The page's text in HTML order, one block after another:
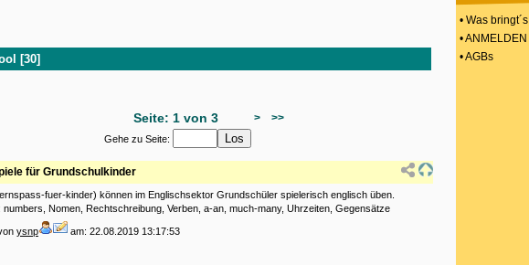
[30]
Seite: 1 von 3 > >>
Gehe zu Seite:
für Grundschulkinder
fuer-kinder) können im Englischsektor Grundschüler spielerisch englisch üben.
numbers, Nomen, Rechtschreibung, Verben, a-an, much-many, Uhrzeiten, Gegensätze
ysnp
am: 22.08.2019 13:17:53
• Was bringt´s
• ANMELDEN
• AGBs